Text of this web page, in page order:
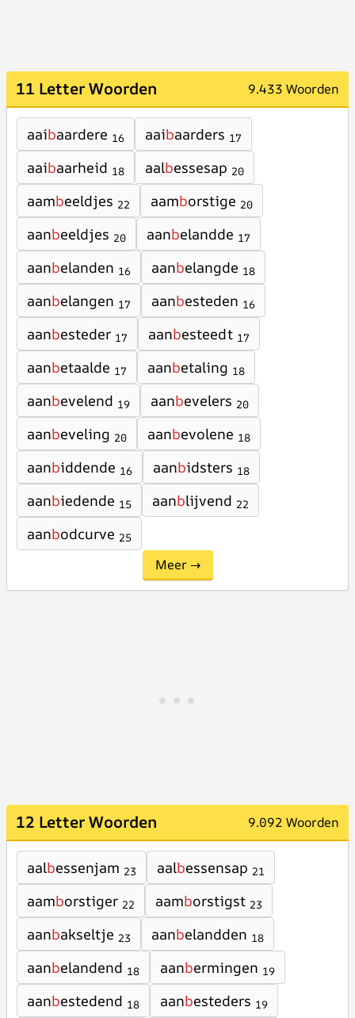
11 Letter Woorden 9.433 Woorden
aaibaardere 16 aaibaarders 17
aaibaarheid 18 aalbessesap 20
aambeeldjes 22 aamborstige 20
aanbeeldjes 20 aanbelandde 17
aanbelanden 16 aanbelangde 18
aanbelangen 17 aanbesteden 16
aanbesteder 17 aanbesteedt 17
aanbetaalde 17 aanbetaling 18
aanbevelend 19 aanbevelers 20
aanbeveling 20 aanbevolene 18
aanbiddende 16 aanbidsters 18
aanbiedende 15 aanblijvend 22
aanbodcurve 25
Meer →
12 Letter Woorden 9.092 Woorden
aalbessenjam 23 aalbessensap 21
aamborstiger 22 aamborstigst 23
aanbakseltje 23 aanbelandden 18
aanbelandend 18 aanbermingen 19
aanbestedend 18 aanbesteders 19